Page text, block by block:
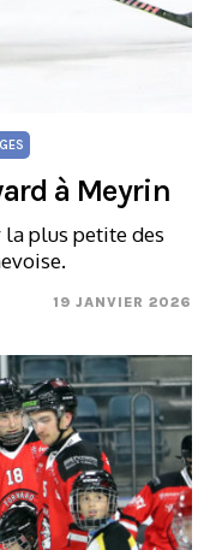
à Meyrin
la plus petite des
19 JANVIER 2026